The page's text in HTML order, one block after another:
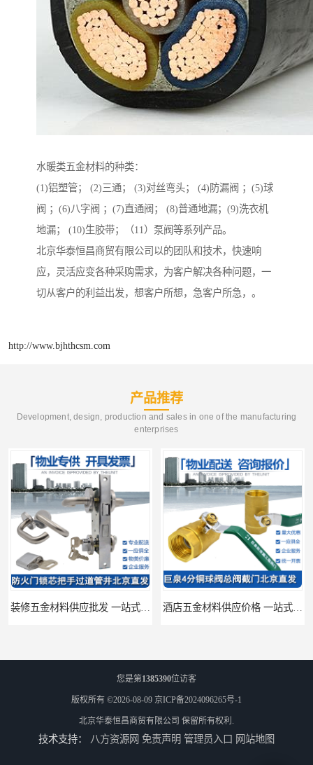
水暖类五金材料的种类：
(1)铝塑管； (2)三通； (3)对丝弯头； (4)防漏阀 ；(5)球
阀 ；(6)八字阀 ；(7)直通阀； (8)普通地漏；(9)洗衣机
地漏； (10)生胶带；（11）泵阀等系列产品。
北京华泰恒昌商贸有限公司以的团队和技术，快速响
应，灵活应变各种采购需求，为客户解决各种问题，一
切从客户的利益出发，想客户所想，急客户所急，。
http://www.bjhthcsm.com
产品推荐
Development, design, production and sales in one of the manufacturing
enterprises
装修五金材料供应批发 一站式供应 酒店五金材料供应价格 一站式配送
您是第1385390位访客
版权所有 ©2026-08-09 京ICP备2024096265号-1
北京华泰恒昌商贸有限公司 保留所有权利.
技术支持： 八方资源网 免责声明 管理员入口 网站地图